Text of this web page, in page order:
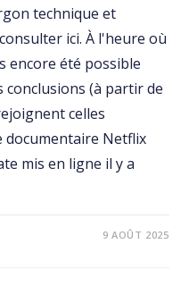
technique et
ici. À l'heure où
encore été possible
(à partir de
celles
documentaire Netflix
mis en ligne il y a
9 AOÛT 2025